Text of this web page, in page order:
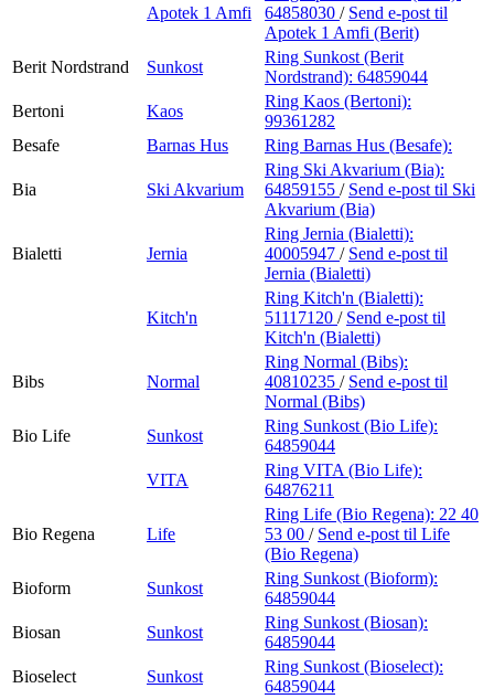
Apotek 1 Amfi
64858030 / Send e-post til
Apotek 1 Amfi (Berit)
Berit Nordstrand
Sunkost
Ring Sunkost (Berit
Nordstrand): 64859044
Bertoni
Kaos
Ring Kaos (Bertoni):
99361282
Besafe
Barnas Hus Ring Barnas Hus (Besafe):
Bia Ski Akvarium
Ring Ski Akvarium (Bia):
64859155 / Send e-post til Ski
Akvarium (Bia)
Bialetti Jernia
Ring Jernia (Bialetti):
40005947 / Send e-post til
Jernia (Bialetti)
Kitch'n
Ring Kitch'n (Bialetti):
51117120 / Send e-post til
Kitch'n (Bialetti)
Bibs Normal
Ring Normal (Bibs):
40810235 / Send e-post til
Normal (Bibs)
Bio Life
Sunkost
Ring Sunkost (Bio Life):
64859044
VITA
Ring VITA (Bio Life):
64876211
Bio Regena Life
Ring Life (Bio Regena): 22 40
53 00 / Send e-post til Life
(Bio Regena)
Bioform
Sunkost
Ring Sunkost (Bioform):
64859044
Biosan
Sunkost
Ring Sunkost (Biosan):
64859044
Bioselect
Sunkost
Ring Sunkost (Bioselect):
64859044